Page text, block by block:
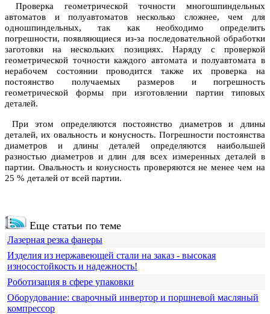
Проверка геометрической точности многошпиндельных
автоматов и полуавтоматов несколько сложнее, чем для
одношпиндельных, так как необходимо определить
погрешности, появляющиеся из-за последовательной обработки
заготовки на нескольких позициях. Наряду с проверкой
геометрической точности каждого автомата и полуавтомата в
нерабочем состоянии проводится также их проверка на
постоянство получаемых размеров и погрешность
геометрической формы при изготовлении партии типовых
деталей.
При этом определяются постоянство диаметров и длины
деталей, их овальность и конусность. Погрешности постоянства
диаметров и длины деталей определяются наибольшей
разностью диаметров и длин для всех измеренных деталей в
партии. Овальность и конусность проверяются не менее чем на
25 % деталей от всей партии.
Еще статьи по теме
Лазерная резка фанеры
Изделия из нержавеющей стали на заказ - высокая
износостойкость и надежность!
Роботизация в сфере упаковки
Оборудование: сварочный инвертор и поршневой масляный
компрессор